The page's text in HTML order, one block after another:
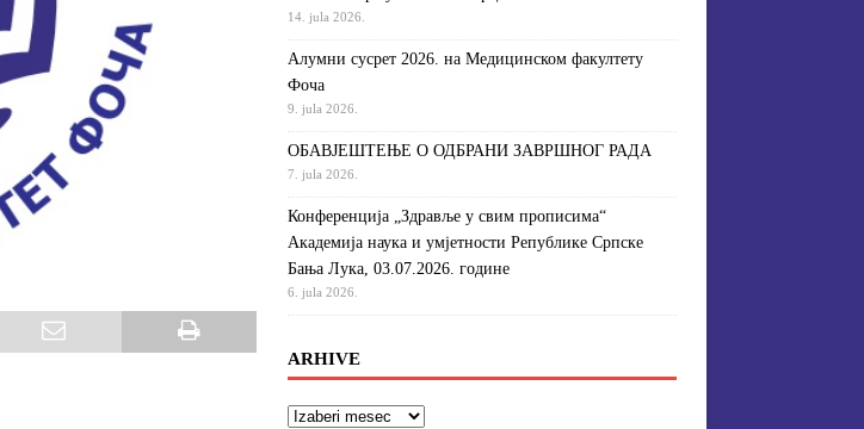
14. jula 2026.
Алумни сусрет 2026. на Медицинском факултету
Фоча
9. jula 2026.
ОБАВЈЕШТЕЊЕ О ОДБРАНИ ЗАВРШНОГ РАДА
7. jula 2026.
Конференција „Здравље у свим прописима“
Академија наука и умјетности Републике Српске
Бања Лука, 03.07.2026. године
6. jula 2026.
ARHIVE